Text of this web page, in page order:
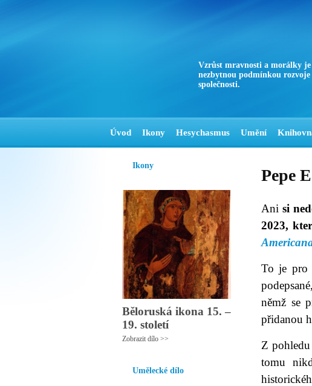
Vzrůst mravnosti a morálky je
nezbytnou podmínkou rozvoje
společnosti.
Úvod Ikony Hesychasmus Umění
Ikony
Běloruská ikona 15. –
19. století
Zobrazit dílo >>
Umělecké dílo
Pepe
Ani si
2023,
To je pro
němž se
přidanou
Z
tomu